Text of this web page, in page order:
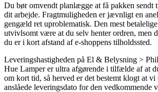
Du bør omvendt planlægge at få pakken
dit arbejde. Fragtmuligheden er jævnligt en
gengæld ret uproblematisk. Den mest
utvivlsomt være at du selv henter ordren, men
du er i kort afstand af e-shoppens tilholdssted.
Leveringshastigheden på El & Belysning >
Hue Lamper er ultra afgørende i tilfælde af at
om kort tid, så herved er det bestemt klogt at vi
anslåede leveringsdato for den vedkommende